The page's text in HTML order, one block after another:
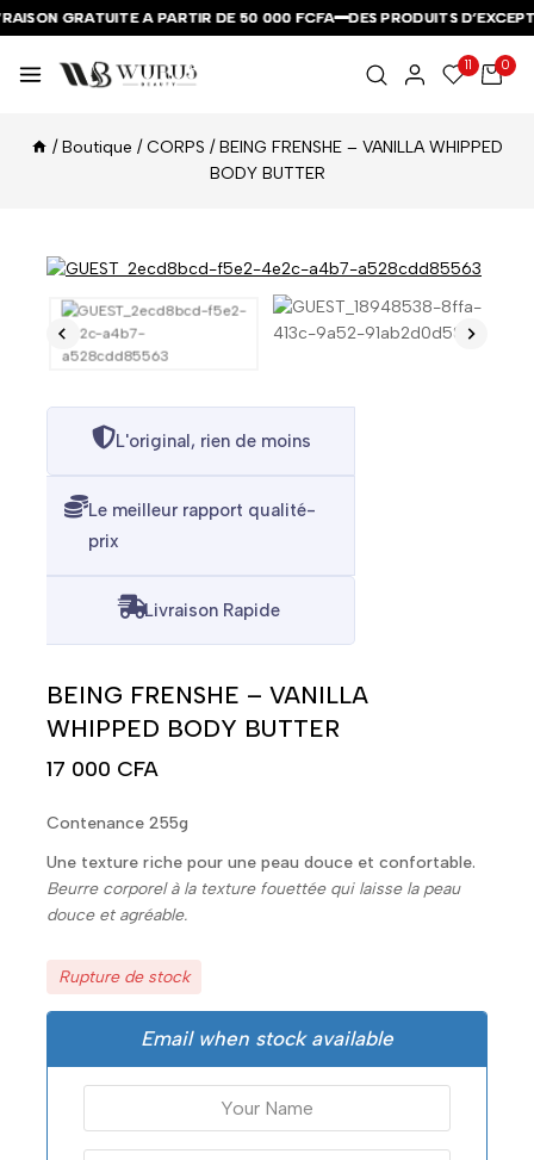
GRATUITE A PARTIR DE 50 000 FCFA DES PRODUITS
GRATUITE A PARTIR DE 50 000 FCFA DES PRODUITS
GRATUITE A PARTIR DE 50 000 FCFA DES PRODUITS
11 0
/ Boutique / CORPS / BEING FRENSHE – VANILLA WHIPPED
BODY BUTTER
L'original, rien de moins
Le meilleur rapport qualité-
prix
Livraison Rapide
BEING FRENSHE – VANILLA
WHIPPED BODY BUTTER
17 000 CFA
Contenance 255g
Une texture riche pour une peau douce et confortable.
Beurre corporel à la texture fouettée qui laisse la peau
douce et agréable.
Rupture de stock
Email when stock available